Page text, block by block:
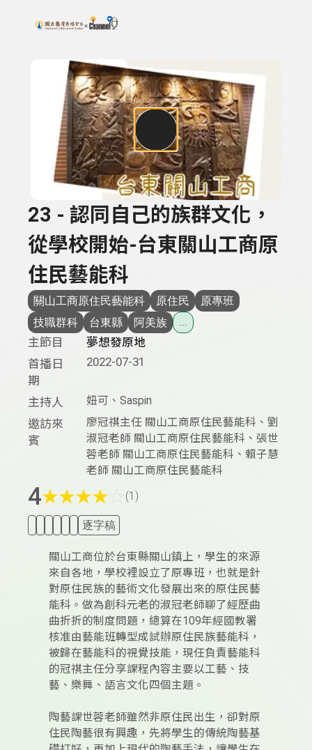
上方功能區塊
搜尋關鍵字：可輸入節目名稱、主持人或關鍵字
23 - 認同自己的族群文化，
從學校開始-台東關山工商原
住民藝能科
關山工商原住民藝能科 原住民
原專班
技職群科
台東縣 阿美族
主節目
夢想發原地
首播日
期
2022-07-31
主持人 妞可、Saspin
邀訪來
賓
廖冠祺主任 關山工商原住民藝能科、劉
淑冠老師 關山工商原住民藝能科、張世
蓉老師 關山工商原住民藝能科、賴子慧
老師 關山工商原住民藝能科
4★★★★ (1)
逐字稿
關山工商位於台東縣關山鎮上，學生的來源
來自各地，學校裡設立了原專班，也就是針
對原住民族的藝術文化發展出來的原住民藝
能科。做為創科元老的淑冠老師聊了經歷曲
曲折折的制度問題，總算在109年經國教署
核准由藝能班轉型成試辦原住民族藝能科，
被歸在藝能科的視覺技能，現任負責藝能科
的冠祺主任分享課程內容主要以工藝、技
藝、樂舞、語言文化四個主題。
陶藝課世蓉老師雖然非原住民出生，卻對原
住民陶藝很有興趣，先將學生的傳統陶藝基